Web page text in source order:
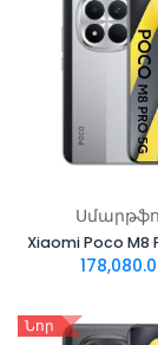
Նոր